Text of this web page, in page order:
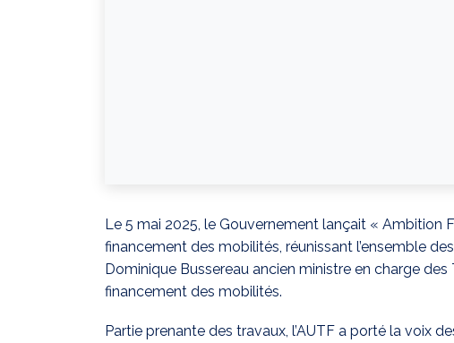
Le 5 mai 2025, le Gouvernement lançait « Ambition
financement des mobilités, réunissant l’ensemble
Dominique Bussereau ancien ministre en charge des
financement des mobilités.
Partie prenante des travaux, l’AUTF a porté la voix